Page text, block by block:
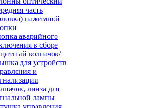
часть
нажимной
аварийного
в сборе
колпачок/
для устройств
и
линза для
лампы
управления